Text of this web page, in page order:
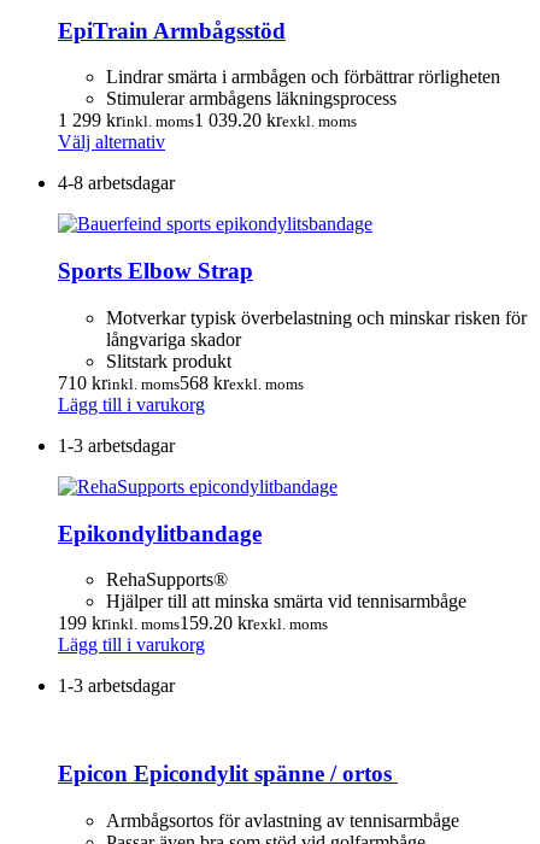
De
alternativen
kan
väljas
på
EpiTrain Armbågsstöd
Lindrar smärta i armbågen och förbättrar rörligheten
Stimulerar armbågens läkningsprocess
1 299 krinkl. moms1 039.20 krexkl. moms
Välj alternativDen
produkten
flera
De
alternativen
kan
väljas
på
produktsidan
4-8 arbetsdagar
Sports Elbow Strap
Motverkar typisk överbelastning och minskar risken för
långvariga skador
Slitstark produkt
710 krinkl. moms568 krexkl. moms
Lägg till i varukorg
1-3 arbetsdagar
Epikondylitbandage
RehaSupports®
Hjälper till att minska smärta vid tennisarmbåge
199 krinkl. moms159.20 krexkl. moms
Lägg till i varukorg
1-3 arbetsdagar
Epicon Epicondylit spänne / ortos
Armbågsortos för avlastning av tennisarmbåge